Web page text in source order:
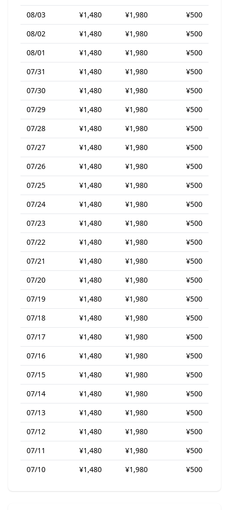
08/03
¥1,480 ¥1,980
¥500
08/02
¥1,480 ¥1,980
¥500
08/01
¥1,480 ¥1,980
¥500
07/31
¥1,480 ¥1,980
¥500
07/30
¥1,480 ¥1,980
¥500
07/29
¥1,480 ¥1,980
¥500
07/28
¥1,480 ¥1,980
¥500
07/27
¥1,480 ¥1,980
¥500
07/26
¥1,480 ¥1,980
¥500
07/25
¥1,480 ¥1,980
¥500
07/24
¥1,480 ¥1,980
¥500
07/23
¥1,480 ¥1,980
¥500
07/22
¥1,480 ¥1,980
¥500
07/21
¥1,480 ¥1,980
¥500
07/20
¥1,480 ¥1,980
¥500
07/19
¥1,480 ¥1,980
¥500
07/18
¥1,480 ¥1,980
¥500
07/17
¥1,480 ¥1,980
¥500
07/16
¥1,480 ¥1,980
¥500
07/15
¥1,480 ¥1,980
¥500
07/14
¥1,480 ¥1,980
¥500
07/13
¥1,480 ¥1,980
¥500
07/12
¥1,480 ¥1,980
¥500
07/11
¥1,480 ¥1,980
¥500
07/10
¥1,480 ¥1,980 ¥500